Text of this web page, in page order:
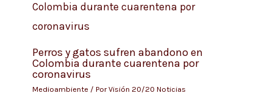
Perros y gatos sufren abandono en
Colombia durante cuarentena por
coronavirus
Medioambiente/ PorVisión 20/20 Noticias